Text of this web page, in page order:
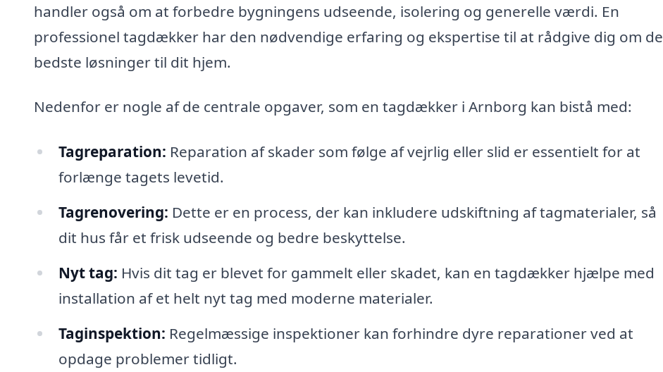
handler også om at forbedre bygningens udseende, isolering og generelle værdi. En
professionel tagdækker har den nødvendige erfaring og ekspertise til at rådgive dig om de
bedste løsninger til dit hjem.
Nedenfor er nogle af de centrale opgaver, som en tagdækker i Arnborg kan bistå med:
Tagreparation: Reparation af skader som følge af vejrlig eller slid er essentielt for at
forlænge tagets levetid.
Tagrenovering: Dette er en process, der kan inkludere udskiftning af tagmaterialer, så
dit hus får et frisk udseende og bedre beskyttelse.
Nyt tag: Hvis dit tag er blevet for gammelt eller skadet, kan en tagdækker hjælpe med
installation af et helt nyt tag med moderne materialer.
Taginspektion: Regelmæssige inspektioner kan forhindre dyre reparationer ved at
opdage problemer tidligt.